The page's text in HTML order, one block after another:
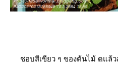
ชอบสีเขียว ๆ ของต้นไม้ ดูแล้